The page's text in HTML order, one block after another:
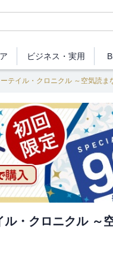
ビジネス ・実用
テイル・クロニクル ～空気読ま
ル・クロニクル ～